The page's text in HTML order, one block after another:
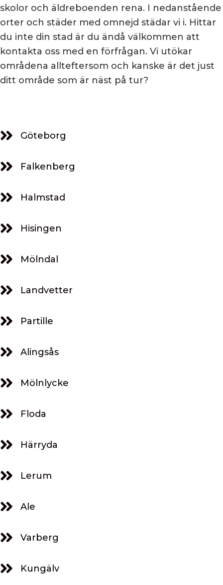
skolor och äldreboenden rena. I nedanstående
orter och städer med omnejd städar vi i. Hittar
du inte din stad är du ändå välkommen att
kontakta oss med en förfrågan. Vi utökar
områdena allteftersom och kanske är det just
ditt område som är näst på tur?
Göteborg
Falkenberg
Halmstad
Hisingen
Mölndal
Landvetter
Partille
Alingsås
Mölnlycke
Floda
Härryda
Lerum
Ale
Varberg
Kungälv